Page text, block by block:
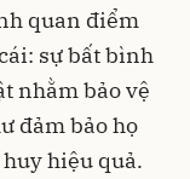
quan điểm
sự bất bình
nhằm bảo vệ
đảm bảo họ
hiệu quả.